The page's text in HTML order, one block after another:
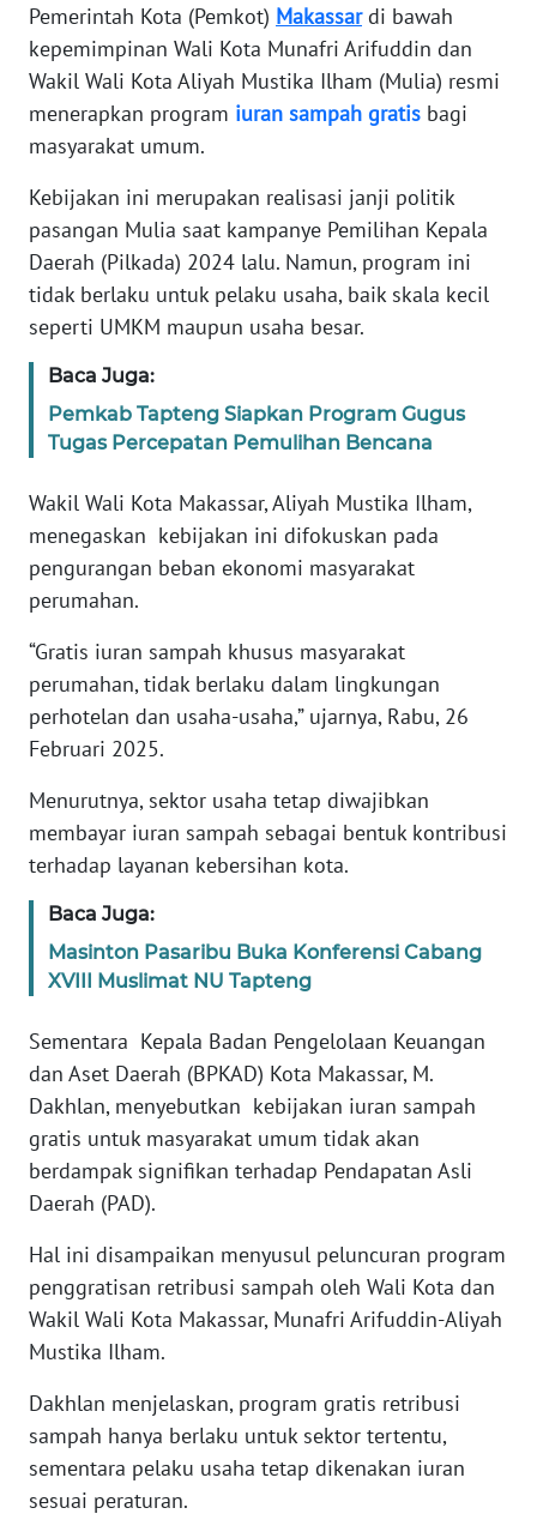
Pemerintah Kota (Pemkot) Makassardi bawah
kepemimpinan Wali Kota Munafri Arifuddin dan
Wakil Wali Kota Aliyah Mustika Ilham (Mulia) resmi
menerapkan program iuran sampah gratis bagi
masyarakat umum.
Kebijakan ini merupakan realisasi janji politik
pasangan Mulia saat kampanye Pemilihan Kepala
Daerah (Pilkada) 2024 lalu. Namun, program ini
tidak berlaku untuk pelaku usaha, baik skala kecil
seperti UMKM maupun usaha besar.
Baca Juga:
Pemkab Tapteng Siapkan Program Gugus
Tugas Percepatan Pemulihan Bencana
Wakil Wali Kota Makassar, Aliyah Mustika Ilham,
menegaskan kebijakan ini difokuskan pada
pengurangan beban ekonomi masyarakat
perumahan.
“Gratis iuran sampah khusus masyarakat
perumahan, tidak berlaku dalam lingkungan
perhotelan dan usaha-usaha,” ujarnya, Rabu, 26
Februari 2025.
Menurutnya, sektor usaha tetap diwajibkan
membayar iuran sampah sebagai bentuk kontribusi
terhadap layanan kebersihan kota.
Baca Juga:
Masinton Pasaribu Buka Konferensi Cabang
XVIII Muslimat NU Tapteng
Sementara Kepala Badan Pengelolaan Keuangan
dan Aset Daerah (BPKAD) Kota Makassar, M.
Dakhlan, menyebutkan kebijakan iuran sampah
gratis untuk masyarakat umum tidak akan
berdampak signifikan terhadap Pendapatan Asli
Daerah (PAD).
Hal ini disampaikan menyusul peluncuran program
penggratisan retribusi sampah oleh Wali Kota dan
Wakil Wali Kota Makassar, Munafri Arifuddin-Aliyah
Mustika Ilham.
Dakhlan menjelaskan, program gratis retribusi
sampah hanya berlaku untuk sektor tertentu,
sementara pelaku usaha tetap dikenakan iuran
sesuai peraturan.
DISCLAIMER
Wahana
News
WN
SUMUT
WN
WN
JABAR
WN
NTT
WN
KEPRI
PAPUA
WN
BARAT
WN
RIAU
SERAMBI
WN
JAMBI
SULTRA
WN
NTB
WN
SULTENG
WN